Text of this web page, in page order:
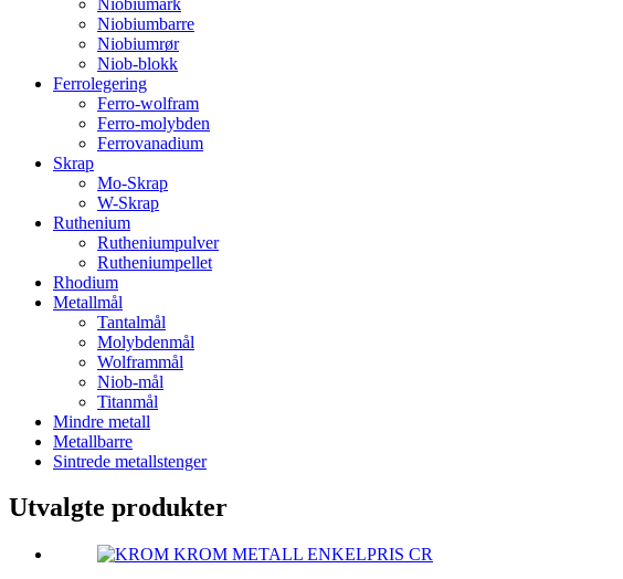
Niobiumbarre
Niobiumrør
Niob-blokk
Ferrolegering
Ferro-wolfram
Ferro-molybden
Ferrovanadium
Skrap
Mo-Skrap
W-Skrap
Ruthenium
Rutheniumpulver
Rutheniumpellet
Rhodium
Metallmål
Tantalmål
Molybdenmål
Wolframmål
Niob-mål
Titanmål
Mindre metall
Metallbarre
Sintrede metallstenger
Utvalgte produkter